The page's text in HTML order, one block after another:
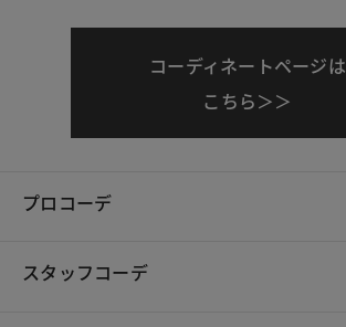
コーディネートページは
こちら＞＞
プロコーデ
スタッフコーデ